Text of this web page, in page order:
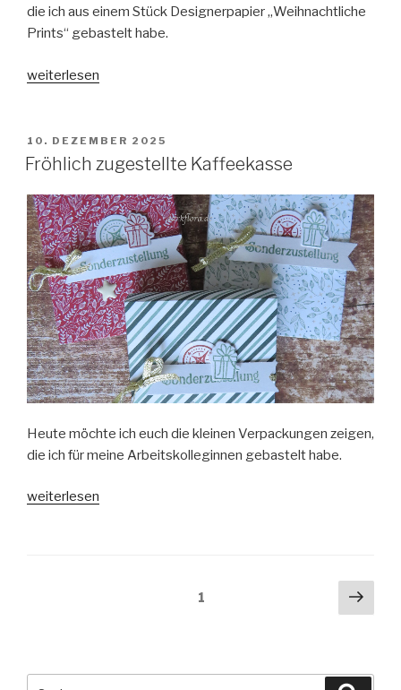
die ich aus einem Stück Designerpapier „Weihnachtliche
Prints“ gebastelt habe.
„Weihnachtliche
weiterlesen
VERÖFFENTLICHT
AM
10. DEZEMBER 2025
Fröhlich zugestellte Kaffeekasse
Heute möchte ich euch die kleinen Verpackungen zeigen,
die ich für meine Arbeitskolleginnen gebastelt habe.
„Fröhlich
weiterlesen
1